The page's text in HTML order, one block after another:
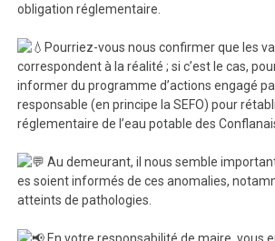
obligation réglementaire.
Pourriez-vous nous confirmer que les
correspondent à la réalité ; si c’est le cas,
informer du programme d’actions engagé
responsable (en principe la SEFO) pour
réglementaire de l’eau potable des
Au demeurant, il nous semble
es soient informés de ces anomalies,
atteints de pathologies.
En votre responsabilité de maire, vous